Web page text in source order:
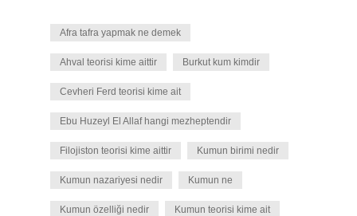
Afra tafra yapmak ne demek
Ahval teorisi kime aittir Burkut kum kimdir
Cevheri Ferd teorisi kime ait
Ebu Huzeyl El Allaf hangi mezheptendir
Filojiston teorisi kime aittir Kumun birimi nedir
Kumun nazariyesi nedir Kumun ne
Kumun özelliği nedir Kumun teorisi kime ait